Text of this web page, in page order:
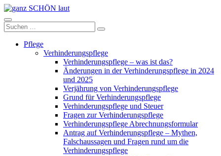
Zum
Inhalt
springen
ganz
SCHÖN
Suchen
nach:
Suchen
Pflege
Verhinderungspflege
Verhinderungspflege – was ist das?
Änderungen in der Verhinderungspflege in 2024
und 2025
Verjährung von Verhinderungspflege
Grund für Verhinderungspflege
Verhinderungspflege und Steuer
Fragen zur Verhinderungspflege
Verhinderungspflege Abrechnungsformular
Antrag auf Verhinderungspflege – Mythen,
Falschaussagen und Fragen rund um die
Verhinderungspflege